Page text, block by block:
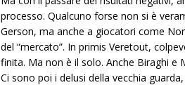
processo. Qualcuno forse non si è
Gerson, ma anche a giocatori come
del “mercato”. In primis Veretout,
finita. Ma non è il solo. Anche Biraghi e
Ci sono poi i delusi della vecchia